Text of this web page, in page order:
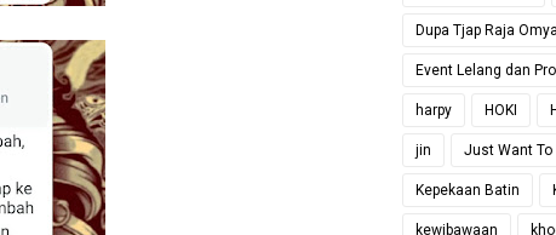
Dupa Tjap Raja
Event Lelang dan
harpy HOKI
jin Just Want To
Kepekaan Batin
kewibawaan